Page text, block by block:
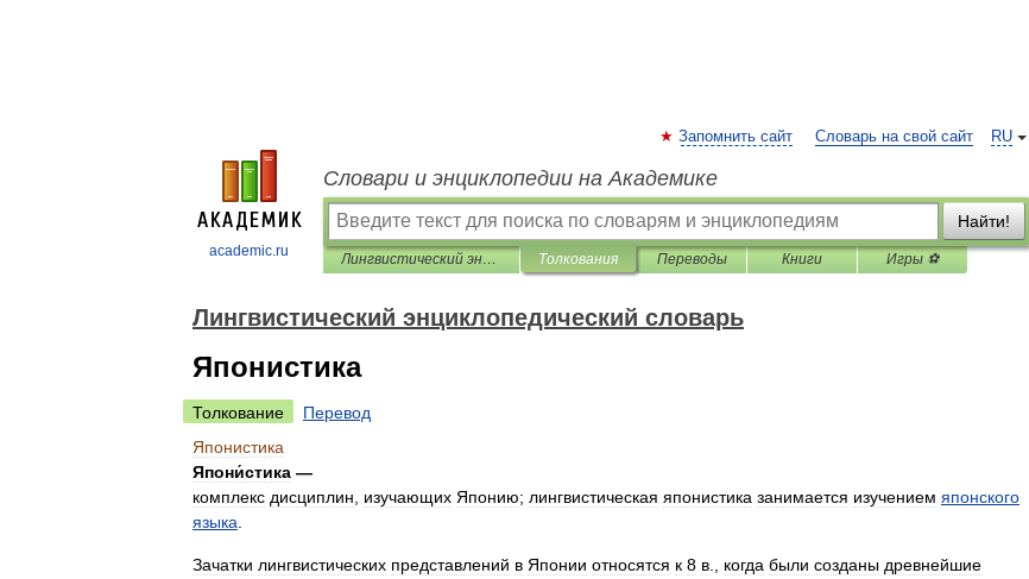
academic.ru
RU
Запомнить сайт Словарь на свой сайт
Словари и энциклопедии на Академике
Найти!
Лингвистический энциклопедический словарь Толкования Переводы Книги Игры ⚽
Лингвистический энциклопедический словарь
Японистика
Толкование
Перевод
Японистика
Япони́стика —
комплекс дисциплин изучающих Японию; лингвистическая японистика занимается изучением японского
языка
Зачатки лингвистических представлений в Японии относятся к 8 в когда были созданы древнейшие